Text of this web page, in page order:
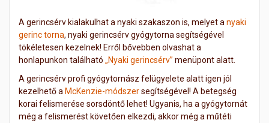
A gerincsérv kialakulhat a nyaki szakaszon is, melyet a nyaki
gerinc torna, nyaki gerincsérv gyógytorna segítségével
tökéletesen kezelnek! Erről bővebben olvashat a
honlapunkon található „Nyaki gerincsérv” menüpont alatt.
A gerincsérv profi gyógytornász felügyelete alatt igen jól
kezelhető a McKenzie-módszersegítségével! A betegség
korai felismerése sorsdöntő lehet! Ugyanis, ha a gyógytornát
még a felismerést követően elkezdi, akkor még a műtéti